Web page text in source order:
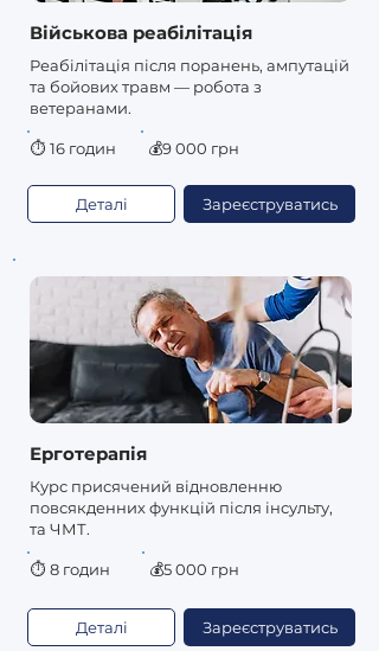
Військова реабілітація
Реабілітація після поранень, ампутацій
та бойових травм — робота з
ветеранами.
⏱ 16 годин 💰9 000 грн
Деталі Зареєструватись
Ерготерапія
Курс присячений відновленню
повсякденних функцій після інсульту,
та ЧМТ.
⏱ 8 годин 💰5 000 грн
Деталі Зареєструватись